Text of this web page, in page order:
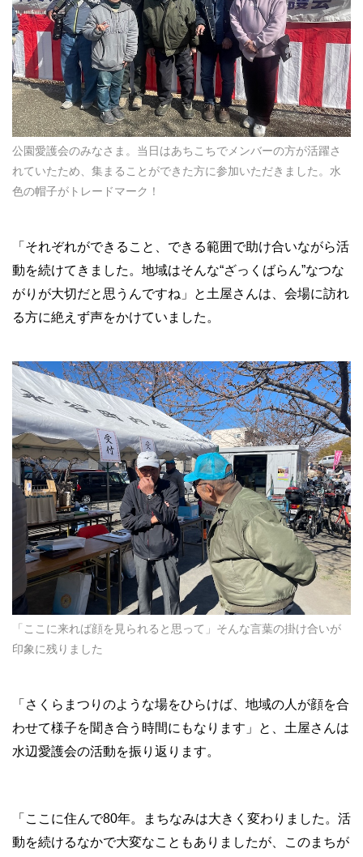
公園愛護会のみなさま。当日はあちこちでメンバーの方が活躍さ
れていたため、集まることができた方に参加いただきました。水
色の帽子がトレードマーク！
「それぞれができること、できる範囲で助け合いながら活
動を続けてきました。地域はそんな“ざっくばらん”なつな
がりが大切だと思うんですね」と土屋さんは、会場に訪れ
る方に絶えず声をかけていました。
「ここに来れば顔を見られると思って」そんな言葉の掛け合いが
印象に残りました
「さくらまつりのような場をひらけば、地域の人が顔を合
わせて様子を聞き合う時間にもなります」と、土屋さんは
水辺愛護会の活動を振り返ります。
「ここに住んで80年。まちなみは大きく変わりました。活
動を続けるなかで大変なこともありましたが、このまちが